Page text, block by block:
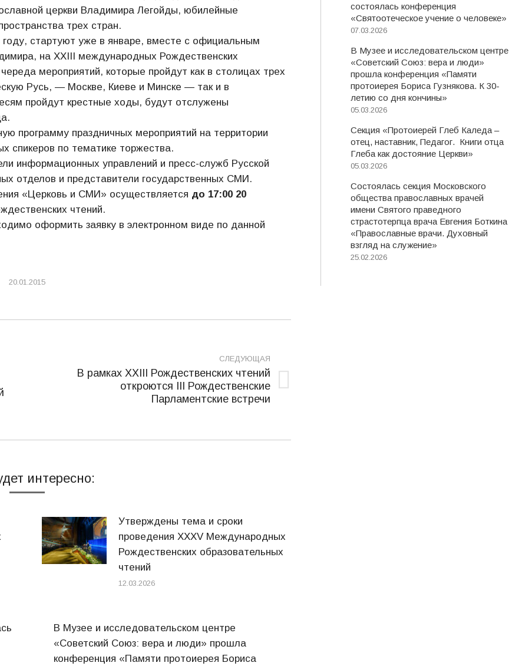
церкви Владимира Легойды, юбилейные
трех стран.
стартуют уже в январе, вместе с официальным
на XXIII международных Рождественских
мероприятий, которые пройдут как в столицах трех
Русь, — Москве, Киеве и Минске — так и в
пройдут крестные ходы, будут отслужены
программу праздничных мероприятий на территории
спикеров по тематике торжества.
информационных управлений и пресс-служб Русской
отделов и представители государственных СМИ.
«Церковь и СМИ» осуществляется до 17:00 20
чтений.
оформить заявку в электронном виде по данной
20.01.2015
СЛЕДУЮЩАЯ
В рамках ХХIII Рождественских чтений
откроются III Рождественские
Парламентские встречи
интересно:
Утверждены тема и сроки
проведения XXXV Международных
Рождественских образовательных
чтений
12.03.2026
В Музее и исследовательском центре
«Советский Союз: вера и люди» прошла
конференция «Памяти протоиерея Бориса
состоялась конференция
«Святоотеческое учение о человеке»
07.03.2026
В Музее и исследовательском центре
«Советский Союз: вера и люди»
прошла конференция «Памяти
протоиерея Бориса Гузнякова. К 30-
летию со дня кончины»
05.03.2026
Секция «Протоиерей Глеб Каледа –
отец, наставник, Педагог. Книги отца
Глеба как достояние Церкви»
05.03.2026
Состоялась секция Московского
общества православных врачей
имени Святого праведного
страстотерпца врача Евгения Боткина
«Православные врачи. Духовный
взгляд на служение»
25.02.2026